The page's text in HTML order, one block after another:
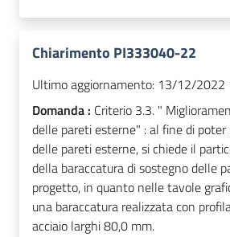
Chiarimento PI333040-22
Ultimo aggiornamento: 13/12/2022
Domanda : Criterio 3.3. "
delle pareti esterne" : al fine di
delle pareti esterne, si chiede il
della baraccatura di sostegno delle
progetto, in quanto nelle tavole
una baraccatura realizzata con
acciaio larghi 80,0 mm.